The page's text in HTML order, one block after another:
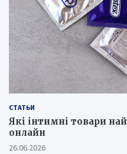
СТАТЬИ
Які інтимні товари
онлайн
26.06.2026